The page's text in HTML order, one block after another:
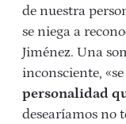
de nuestra
se niega a
Jiménez. Una
inconsciente,
personalidad
desearíamos no